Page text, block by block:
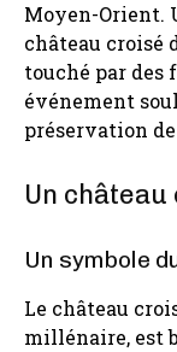
Moyen-Orient.
château croisé
touché par des
événement
préservation
Un
Un symbole
Le château
millénaire, est